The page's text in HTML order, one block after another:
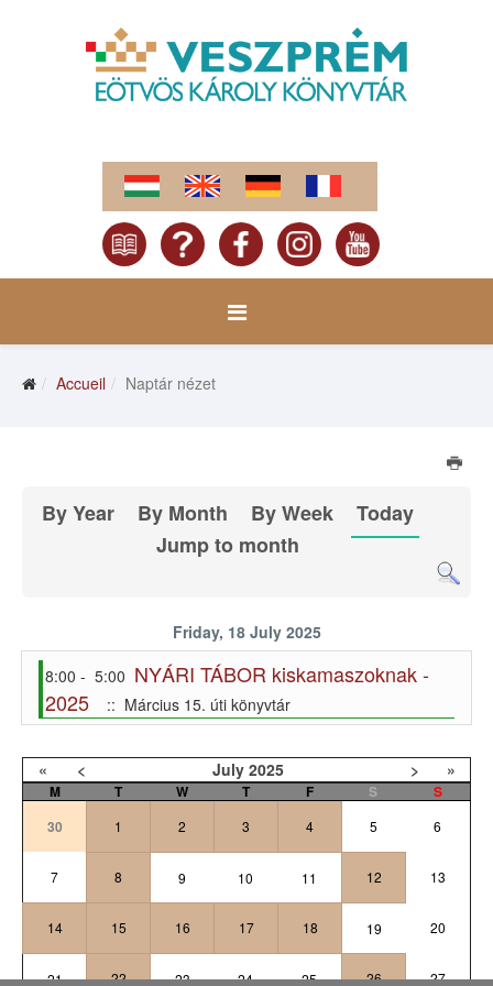
Accueil Naptár nézet
By Year By Month By Week
Today
Jump to month
Friday, 18 July 2025
8:00 - 5:00 NYÁRI TÁBOR kiskamaszoknak -
2025
:: Március 15. úti könyvtár
« < July 2025 > »
M T W T F S
S
30
1 2 3 4 5 6
7 8 9 10 11 12 13
14 15 16 17 18 19 20
21 22 23 24 25 26 27